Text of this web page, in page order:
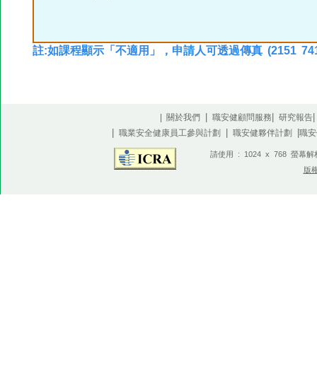
註:如課程顯示「不適用」，申請人可透過傳真 (2151
| 關於我們| 職安健顧問服務 研究報告
職業安全健康員工參與計劃 職安健夥伴計劃 職
請使用 : 1024 x 768 螢幕解
版